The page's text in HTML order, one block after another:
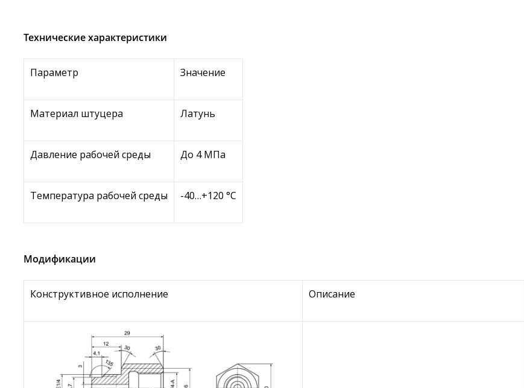
Технические характеристики
Параметр Значение
Материал штуцера Латунь
Давление рабочей среды До 4 МПа
Температура рабочей среды -40…+120 °С
Модификации
Конструктивное исполнение Описание